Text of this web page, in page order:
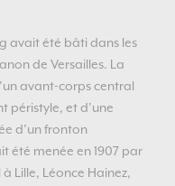
avait été bâti dans les
de Versailles. La
avant-corps central
péristyle, et d’une
d’un fronton
été menée en 1907 par
Lille, Léonce Hainez,